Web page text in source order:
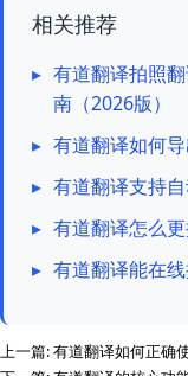
相关推荐
▸ 有道翻译拍照
南（2026版）
▸ 有道翻译如何
▸ 有道翻译支持
▸ 有道翻译怎么
▸ 有道翻译能在
上一篇:有道翻译如何正确